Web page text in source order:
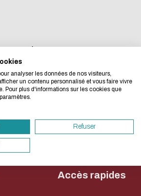
avons développé ce site Internet dans
démarche forte d'écoconception.
énergétiques nécessaires à votre
pouvez le parcourir dans son Mode
très peu nos serveurs et vous
pour votre contribution !
2 3
Accès rapides
analyser les données de nos visiteurs,
un contenu personnalisé et vous faire vivre
Pour plus d'informations sur les cookies que
Refuser